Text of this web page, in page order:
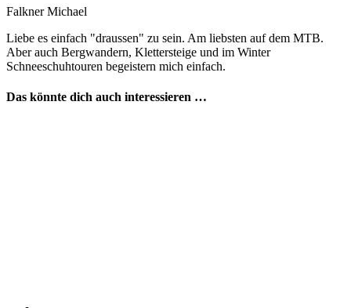
Falkner Michael
Liebe es einfach "draussen" zu sein. Am liebsten auf dem MTB.
Aber auch Bergwandern, Klettersteige und im Winter
Schneeschuhtouren begeistern mich einfach.
Das könnte dich auch interessieren …